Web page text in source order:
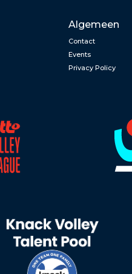
Algemeen
Contact
Events
Privacy Policy